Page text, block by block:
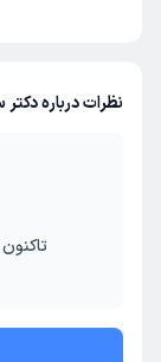
نظرات درباره